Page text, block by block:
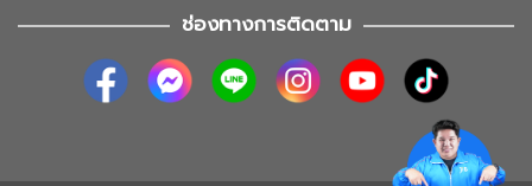
ช่องทางการติดตาม